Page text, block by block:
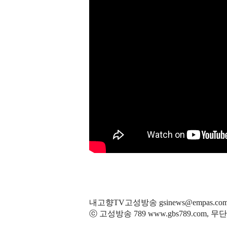
내고향TV고성방송
ⓒ 고성방송 789 www.gbs789.com, 무